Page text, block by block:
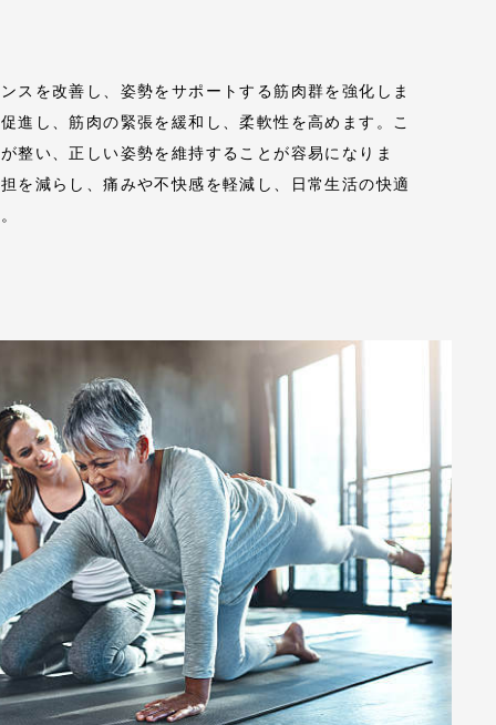
スを改善し、姿勢をサポートする筋肉群を強化しま
進し、筋肉の緊張を緩和し、柔軟性を高めます。こ
整い、正しい姿勢を維持することが容易になりま
を減らし、痛みや不快感を軽減し、日常生活の快適